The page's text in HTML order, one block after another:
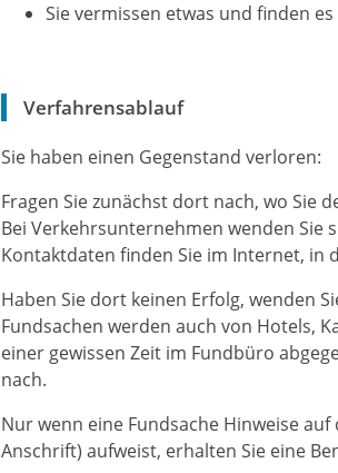
Sie vermissen etwas und finden
Verfahrensablauf
Sie haben einen Gegenstand verloren:
Fragen Sie zunächst dort nach, wo Sie
Bei Verkehrsunternehmen wenden Sie
Kontaktdaten finden Sie im Internet, in
Haben Sie dort keinen Erfolg, wenden
Fundsachen werden auch von Hotels,
einer gewissen Zeit im Fundbüro
nach.
Nur wenn eine Fundsache Hinweise
Anschrift) aufweist, erhalten Sie eine